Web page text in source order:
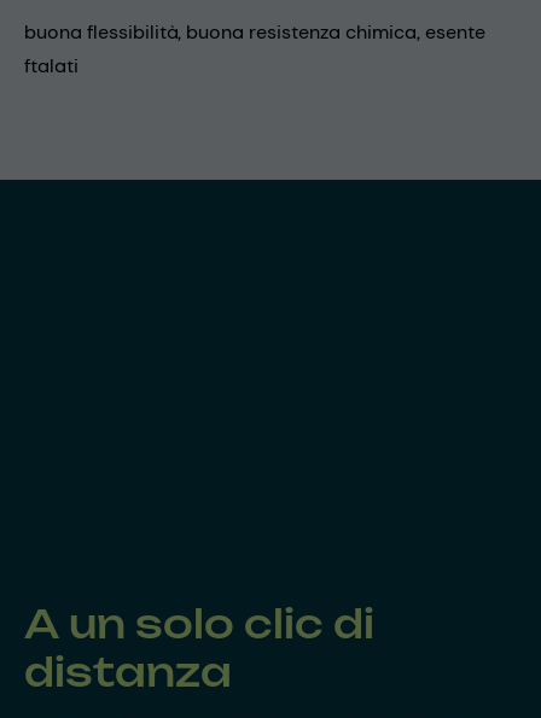
buona flessibilità, buona resistenza chimica, esente
ftalati
A un solo clic di
distanza